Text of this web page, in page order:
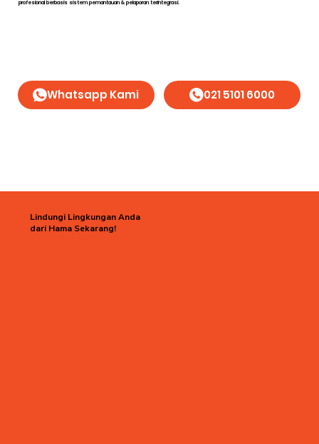
Lindungi Lingkungan Anda
dari Hama Sekarang!
Whatsapp Kami 021 5101 6000
profesional berbasis sistem pemantauan & pelaporan terintegrasi.